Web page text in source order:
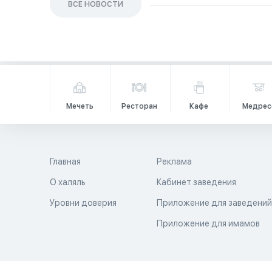
ВСЕ НОВОСТИ
Мечеть Ресторан Кафе
Главная
О халяль
Уровни доверия
Реклама
Кабинет заведения
Приложение для заведений
Приложение для имамов